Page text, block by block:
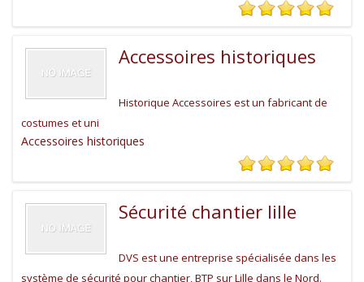
Accessoires historiques
Historique Accessoires est un fabricant de
costumes et uni
Accessoires historiques
Sécurité chantier lille
DVS est une entreprise spécialisée dans les
système de sécurité pour chantier, BTP sur Lille dans le Nord.